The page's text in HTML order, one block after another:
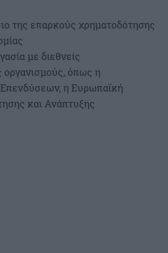
της επαρκούς χρηματοδότησης
με διεθνείς
οργανισμούς, όπως η
η Ευρωπαϊκή
και Ανάπτυξης